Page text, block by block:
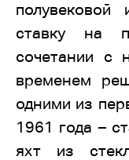
полувековой
ставку на
сочетании с
временем
одними из
1961 года –
яхт из